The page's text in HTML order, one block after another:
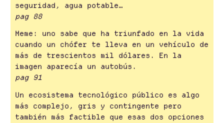
seguridad, agua potable…
pag 88
Meme: uno sabe que ha triunfado en la vida
cuando un chófer te lleva en un vehículo de
más de trescientos mil dólares. En la
imagen aparecía un autobús.
pag 91
Un ecosistema tecnológico público es algo
más complejo, gris y contingente pero
también más factible que esas dos opciones